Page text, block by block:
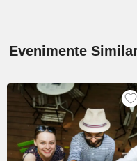
Evenimente